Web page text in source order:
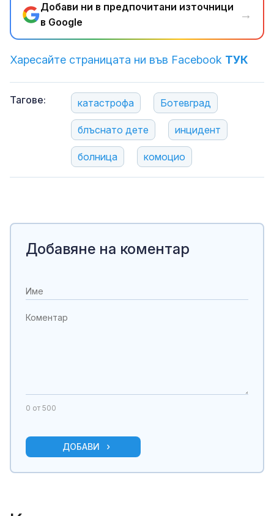
Добави ни в предпочитани източници
в Google
→
Харесайте страницата ни във Facebook ТУК
Тагове: катастрофа Ботевград
блъснато дете инцидент
болница комоцио
Добавяне на коментар
0 от 500
ДОБАВИ